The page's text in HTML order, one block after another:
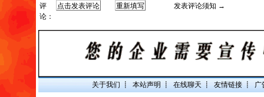
评
论：
发表评论须知 →
关于我们 ┋ 本站声明 ┋ 在线聊天 ┋ 友情链接 ┋ 广